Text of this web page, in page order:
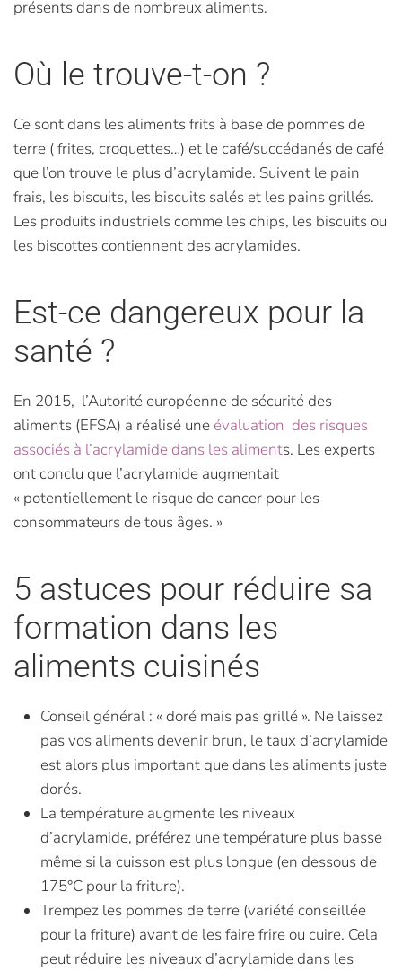
présents dans de nombreux aliments.
Où le trouve-t-on ?
Ce sont dans les aliments frits à base de pommes de
terre ( frites, croquettes…) et le café/succédanés de café
que l’on trouve le plus d’acrylamide. Suivent le pain
frais, les biscuits, les biscuits salés et les pains grillés.
Les produits industriels comme les chips, les biscuits ou
les biscottes contiennent des acrylamides.
Est-ce dangereux pour la
santé ?
En 2015, l’Autorité européenne de sécurité des
aliments (EFSA) a réalisé une évaluation des risques
associés à l’acrylamide dans les aliments. Les experts
ont conclu que l’acrylamide augmentait
« potentiellement le risque de cancer pour les
consommateurs de tous âges. »
5 astuces pour réduire sa
formation dans les
aliments cuisinés
Conseil général : « doré mais pas grillé ». Ne laissez
pas vos aliments devenir brun, le taux d’acrylamide
est alors plus important que dans les aliments juste
dorés.
La température augmente les niveaux
d’acrylamide, préférez une température plus basse
même si la cuisson est plus longue (en dessous de
175°C pour la friture).
Trempez les pommes de terre (variété conseillée
pour la friture) avant de les faire frire ou cuire. Cela
peut réduire les niveaux d’acrylamide dans les